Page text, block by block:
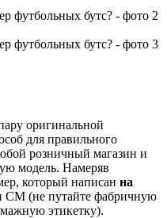
оригинальной
для правильного
розничный магазин и
модель. Намеряв
который написан на
СМ (не путайте фабричную
этикетку).